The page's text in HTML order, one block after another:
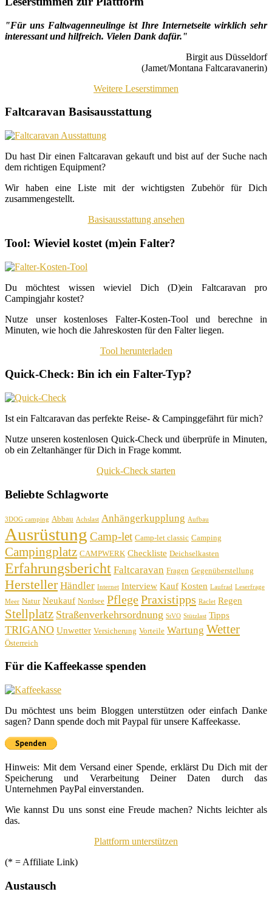
"Für uns Faltwagenneulinge ist Ihre Internetseite wirklich sehr
interessant und hilfreich. Vielen Dank dafür."
Birgit aus Düsseldorf
(Jamet/Montana Faltcaravanerin)
Weitere Leserstimmen
Faltcaravan Basisausstattung
Du hast Dir einen Faltcaravan gekauft und bist auf der Suche nach
dem richtigen Equipment?
Wir haben eine Liste mit der wichtigsten Zubehör für Dich
zusammengestellt.
Basisausstattung ansehen
Tool: Wieviel kostet (m)ein Falter?
Du möchtest wissen wieviel Dich (D)ein Faltcaravan pro
Campingjahr kostet?
Nutze unser kostenloses Falter-Kosten-Tool und berechne in
Minuten, wie hoch die Jahreskosten für den Falter liegen.
Tool herunterladen
Quick-Check: Bin ich ein Falter-Typ?
Ist ein Faltcaravan das perfekte Reise- & Campinggefährt für mich?
Nutze unseren kostenlosen Quick-Check und überprüfe in Minuten,
ob ein Zeltanhänger für Dich in Frage kommt.
Quick-Check starten
Beliebte Schlagworte
3DOG camping Abbau Achslast Anhängerkupplung Aufbau
Ausrüstung Camp-let Camp-let classic Camping
Campingplatz CAMPWERK Checkliste Deichselkasten
Erfahrungsbericht Faltcaravan Fragen Gegenüberstellung
Hersteller Händler Internet Interview Kauf Kosten Laufrad Leserfrage
Meer Natur Neukauf Nordsee PflegePraxistipps Raclet Regen
Stellplatz Straßenverkehrsordnung StVO Stützlast Tipps
TRIGANO Unwetter Versicherung Vorteile Wartung Wetter
Österreich
Für die Kaffeekasse spenden
Du möchtest uns beim Bloggen unterstützen oder einfach Danke
sagen? Dann spende doch mit Paypal für unsere Kaffeekasse.
Hinweis: Mit dem Versand einer Spende, erklärst Du Dich mit der
Speicherung und Verarbeitung Deiner Daten durch das
Unternehmen PayPal einverstanden.
Wie kannst Du uns sonst eine Freude machen? Nichts leichter als
das.
Plattform unterstützen
(* = Affiliate Link)
Austausch